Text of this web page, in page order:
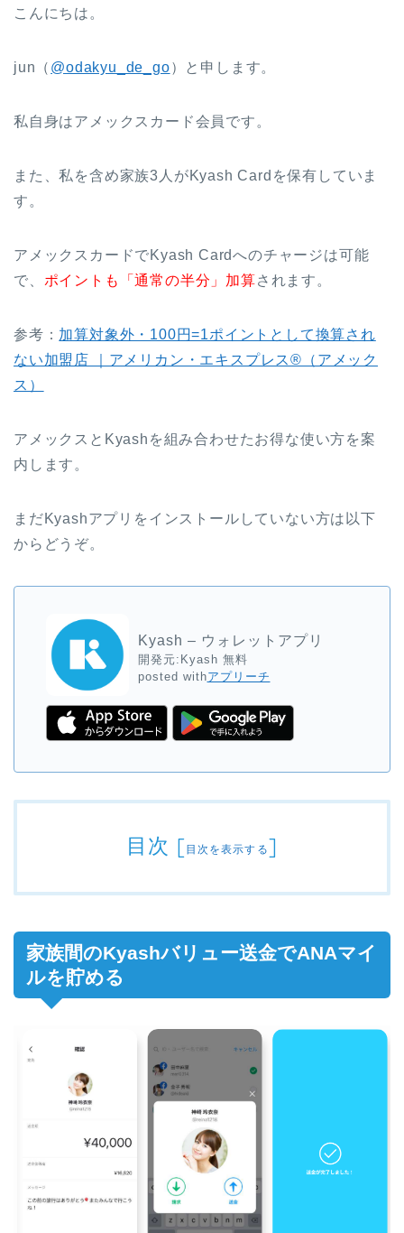
こんにちは。
jun（ @odakyu_de_go）と申します。
私自身はアメックスカード会員です。
また、私を含め家族3人がKyash Cardを保有していま
す。
アメックスカードでKyash Cardへのチャージは可能
で、 ポイントも「通常の半分」加算されます。
参考： 加算対象外・100円=1ポイントとして換算され
ない加盟店 ｜アメリカン・エキスプレス®（アメック
ス）
アメックスとKyashを組み合わせたお得な使い方を案
内します。
まだKyashアプリをインストールしていない方は以下
からどうぞ。
Kyash – ウォレットアプリ
開発元: Kyash 無料
posted withアプリーチ
目次 [目次を表示する]
家族間のKyashバリュー送金でANAマイ
ルを貯める